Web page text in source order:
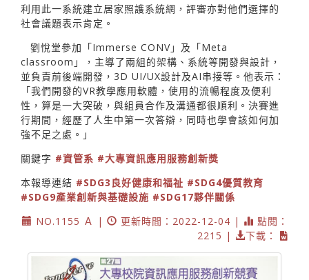
利用此一系統建立居家照護系統網，評審亦對他們選擇的
社會議題表示肯定。
劉悅堂參加「Immerse CONV」及「Meta
classroom」，主導了兩組的架構、系統等開發與設計，
並負責前後端開發，3D UI/UX設計及AI串接等。他表示：
「我們開發的VR教學應用軟體，使用的流暢程度及便利
性，算是一大突破，與組員合作及溝通都很順利。決賽進
行期間，經歷了人生中第一次答辯，同時也學會該如何加
強不足之處。」
關鍵字 #資管系 #大專資訊應用服務創新獎
本報導連結 #SDG3良好健康和福祉 #SDG4優質教育
#SDG9產業創新與基礎設施 #SDG17夥伴關係
NO.1155 Ａ |
更新時間：2022-12-04 |
點閱：
2215 |
下載：